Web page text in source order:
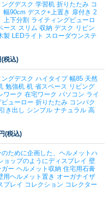
ングデスク 学習机 折りたたみ コ
幅90cm デスク+上置き 扉付き 2
上下分割 ライティングビューロ
ース スリム 収納 デスク リビン
製 LEDライト スローダウンステ
(税込)
ングデスク ハイタイプ 幅85 天然
勉強机 机 省スペース リビング
ワーク 在宅ワーク パソコン ライ
ビューロー 折りたたみ コンパク
き出し シンプル ナチュラル 高
(税込)
のために企画した、ヘルメットハ
ョップのようにディスプレイ 壁
ー ヘルメット収納 住宅用石膏
用ヘルメット置き オーガナイザ
プレイ コレクション コレクター